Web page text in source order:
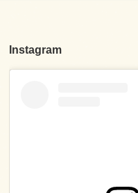
Instagram